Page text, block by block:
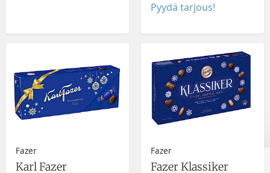
Pyydä tarjous!
Fazer
Karl Fazer
Fazer
Fazer Klassiker